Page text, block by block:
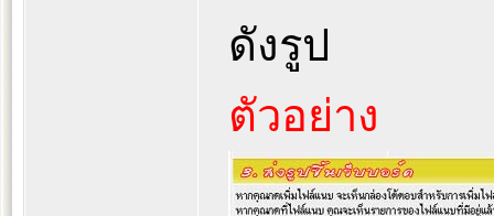
ดังรูป
ตัวอย่าง